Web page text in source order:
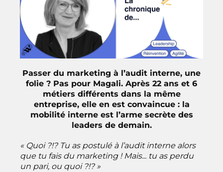
Passer du marketing à l’audit interne, une
folie ? Pas pour Magali. Après 22 ans et 6
métiers différents dans la même
entreprise, elle en est convaincue : la
mobilité interne est l’arme secrète des
leaders de demain.
« Quoi ?!? Tu as postulé à l’audit interne alors
que tu fais du marketing ! Mais... tu as perdu
un pari, ou quoi ?!? »